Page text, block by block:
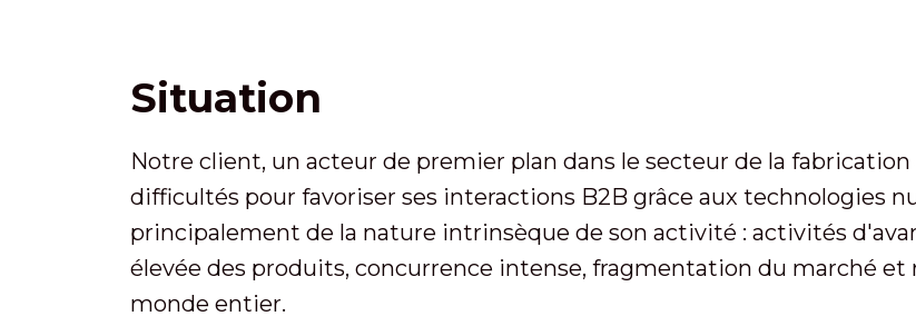
Situation
Notre client, un acteur de premier plan dans le secteur de la
difficultés pour favoriser ses interactions B2B grâce aux technologies
principalement de la nature intrinsèque de son activité : activités
élevée des produits, concurrence intense, fragmentation du marché et
monde entier.